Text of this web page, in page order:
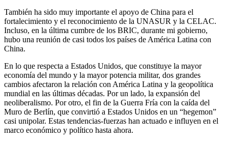
También ha sido muy importante el apoyo de China para el
fortalecimiento y el reconocimiento de la UNASUR y la CELAC.
Incluso, en la última cumbre de los BRIC, durante mi gobierno,
hubo una reunión de casi todos los países de América Latina con
China.
En lo que respecta a Estados Unidos, que constituye la mayor
economía del mundo y la mayor potencia militar, dos grandes
cambios afectaron la relación con América Latina y la geopolítica
mundial en las últimas décadas. Por un lado, la expansión del
neoliberalismo. Por otro, el fin de la Guerra Fría con la caída del
Muro de Berlín, que convirtió a Estados Unidos en un “hegemon”
casi unipolar. Estas tendencias-fuerzas han actuado e influyen en el
marco económico y político hasta ahora.